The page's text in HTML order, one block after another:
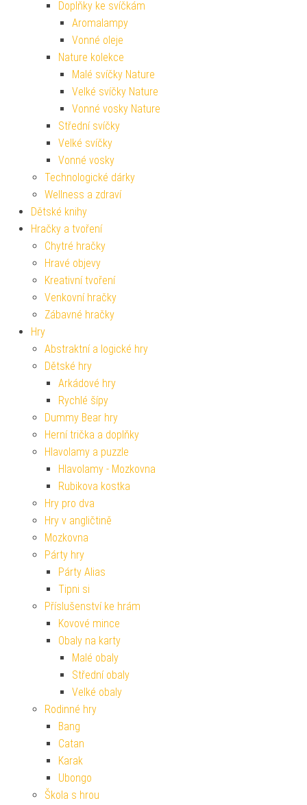
Doplňky ke svíčkám
Aromalampy
Vonné oleje
Nature kolekce
Malé svíčky Nature
Velké svíčky Nature
Vonné vosky Nature
Střední svíčky
Velké svíčky
Vonné vosky
Technologické dárky
Wellness a zdraví
Dětské knihy
Hračky a tvoření
Chytré hračky
Hravé objevy
Kreativní tvoření
Venkovní hračky
Zábavné hračky
Hry
Abstraktní a logické hry
Dětské hry
Arkádové hry
Rychlé šípy
Dummy Bear hry
Herní trička a doplňky
Hlavolamy a puzzle
Hlavolamy - Mozkovna
Rubikova kostka
Hry pro dva
Hry v angličtině
Mozkovna
Párty hry
Párty Alias
Tipni si
Příslušenství ke hrám
Kovové mince
Obaly na karty
Malé obaly
Střední obaly
Velké obaly
Rodinné hry
Bang
Catan
Karak
Ubongo
Škola s hrou